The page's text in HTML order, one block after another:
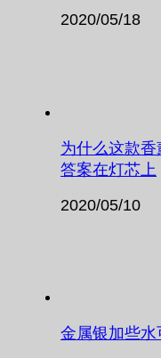
2020/05/18
为什么这款香
答案在灯芯上
2020/05/10
金属银加些